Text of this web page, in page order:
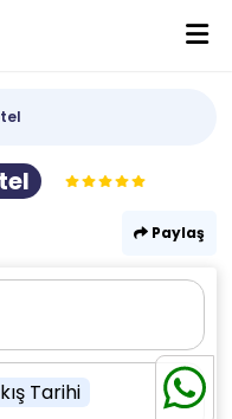
Paylaş
Tarihi